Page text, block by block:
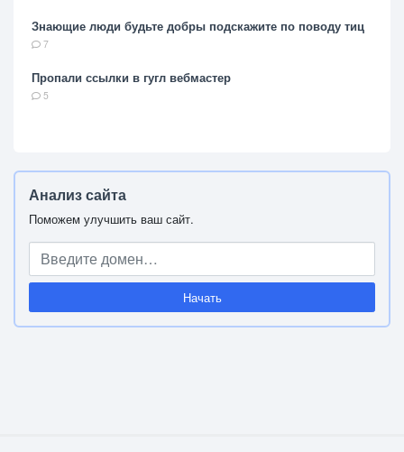
Знающие люди будьте добры подскажите по поводу тиц
7
Пропали ссылки в гугл вебмастер
5
Анализ сайта
Поможем улучшить ваш сайт.
Начать